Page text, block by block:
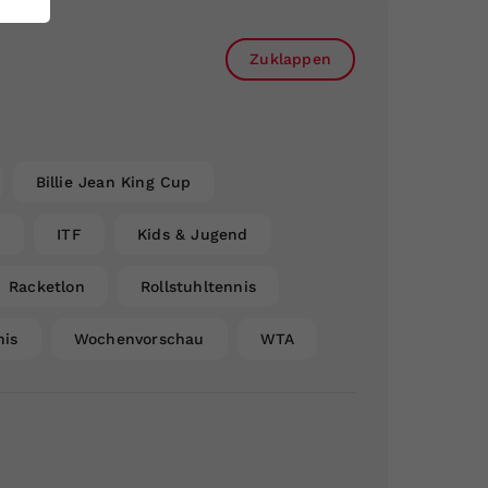
Zuklappen
Billie Jean King Cup
ITF Kids & Jugend
Racketlon Rollstuhltennis
Wochenvorschau WTA